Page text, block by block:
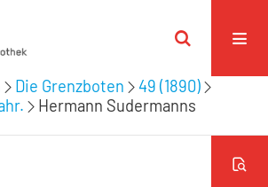
Die Grenzboten
49 (1890)
Hermann Sudermanns